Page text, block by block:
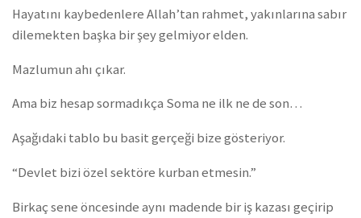
Hayatını kaybedenlere Allah’tan rahmet, yakınlarına sabır
dilemekten başka bir şey gelmiyor elden.
Mazlumun ahı çıkar.
Ama biz hesap sormadıkça Soma ne ilk ne de son…
Aşağıdaki tablo bu basit gerçeği bize gösteriyor.
“Devlet bizi özel sektöre kurban etmesin.”
Birkaç sene öncesinde aynı madende bir iş kazası geçirip